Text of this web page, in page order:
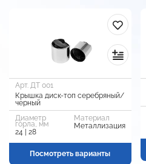
Арт. ДТ 001
Крышка диск-топ серебряный/
черный
Диаметр
горла, мм
24 | 28
Материал
Металлизация
Посмотреть варианты